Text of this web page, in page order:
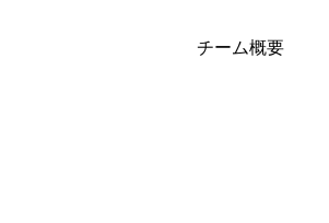
チーム概要